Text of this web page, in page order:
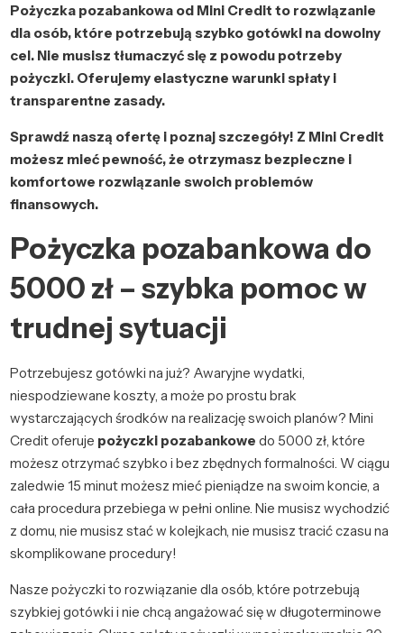
Pożyczka pozabankowa od Mini Credit to rozwiązanie
dla osób, które potrzebują szybko gotówki na dowolny
cel. Nie musisz tłumaczyć się z powodu potrzeby
pożyczki. Oferujemy elastyczne warunki spłaty i
transparentne zasady.
Sprawdź naszą ofertę i poznaj szczegóły! Z Mini Credit
możesz mieć pewność, że otrzymasz bezpieczne i
komfortowe rozwiązanie swoich problemów
finansowych.
Pożyczka pozabankowa do
5000 zł – szybka pomoc w
trudnej sytuacji
Potrzebujesz gotówki na już? Awaryjne wydatki,
niespodziewane koszty, a może po prostu brak
wystarczających środków na realizację swoich planów? Mini
Credit oferuje pożyczki pozabankowe do 5000 zł, które
możesz otrzymać szybko i bez zbędnych formalności. W ciągu
zaledwie 15 minut możesz mieć pieniądze na swoim koncie, a
cała procedura przebiega w pełni online. Nie musisz wychodzić
z domu, nie musisz stać w kolejkach, nie musisz tracić czasu na
skomplikowane procedury!
Nasze pożyczki to rozwiązanie dla osób, które potrzebują
szybkiej gotówki i nie chcą angażować się w długoterminowe